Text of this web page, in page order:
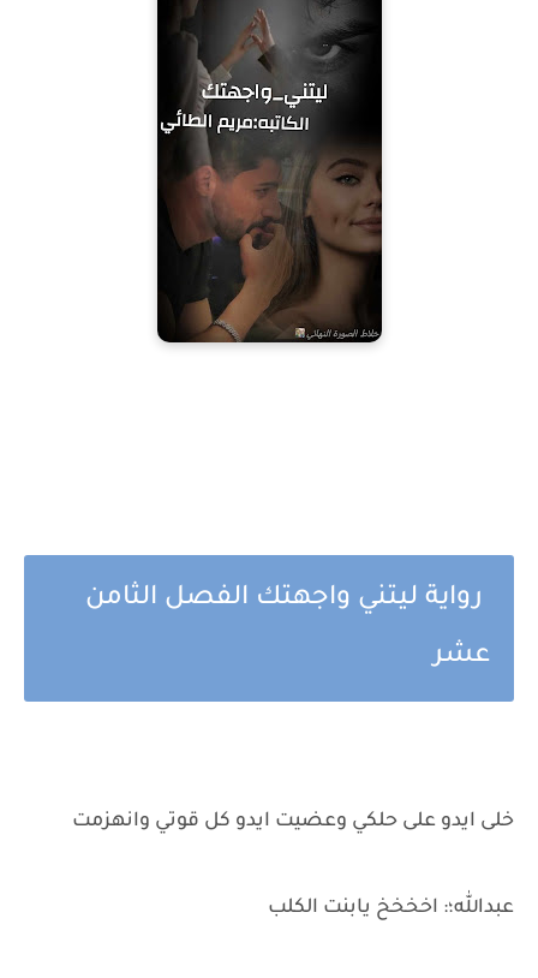
رواية ليتني واجهتك الفصل الثامن
عشر
خلى ايدو على حلكي وعضيت ايدو كل قوتي وانهزمت
عبدالله؛: اخخخخ يابنت الكلب